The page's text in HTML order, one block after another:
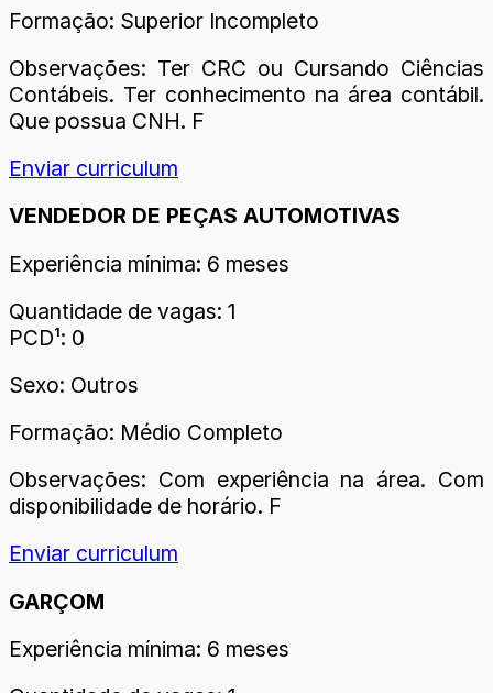
Formação: Superior Incompleto
Observações: Ter CRC ou Cursando Ciências
Contábeis. Ter conhecimento na área contábil.
Que possua CNH. F
Enviar curriculum
VENDEDOR DE PEÇAS AUTOMOTIVAS
Experiência mínima: 6 meses
Quantidade de vagas: 1
PCD¹: 0
Sexo: Outros
Formação: Médio Completo
Observações: Com experiência na área. Com
disponibilidade de horário. F
Enviar curriculum
GARÇOM
Experiência mínima: 6 meses